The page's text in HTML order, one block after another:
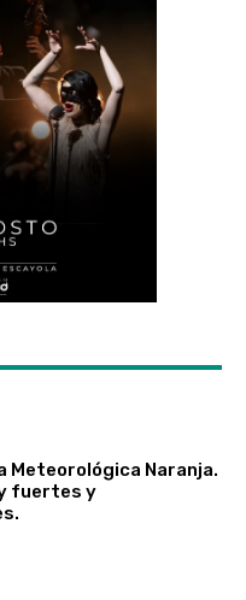
Meteorológica Naranja.
fuertes y